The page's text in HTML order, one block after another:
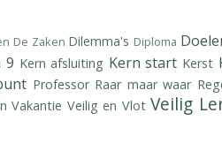
De Zaken Dilemma's Diploma
9 Kern afsluiting Kern start Kerst
Professor Raar maar waar
Vakantie Veilig en Vlot Veilig